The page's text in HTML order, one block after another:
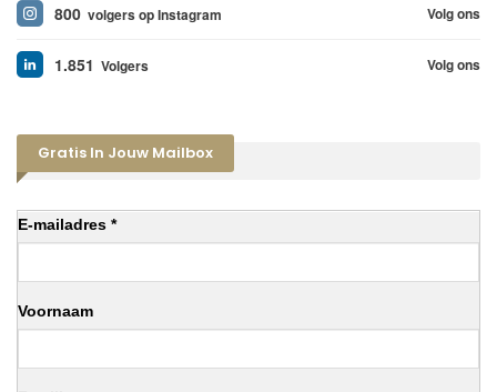
800 volgers op Instagram Volg ons
1.851 Volgers Volg ons
Gratis In Jouw Mailbox
E-mailadres *
Voornaam